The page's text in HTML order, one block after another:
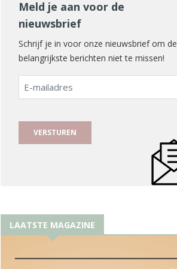
Meld je aan voor de
nieuwsbrief
Schrijf je in voor onze nieuwsbrief om de
belangrijkste berichten niet te missen!
E-
mailadres
LAATSTE MAGAZINE